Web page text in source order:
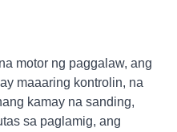
motor ng paggalaw, ang
maaaring kontrolin, na
kamay na sanding,
sa paglamig, ang